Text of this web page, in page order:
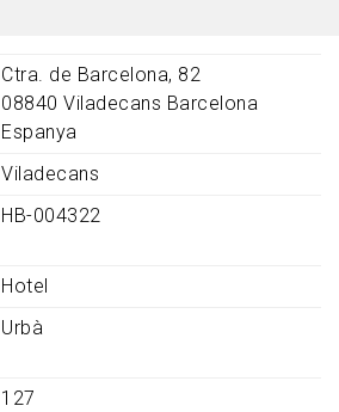
Ctra. de Barcelona, 82
08840 Viladecans Barcelona
Espanya
Viladecans
HB-004322
Hotel
Urbà
127